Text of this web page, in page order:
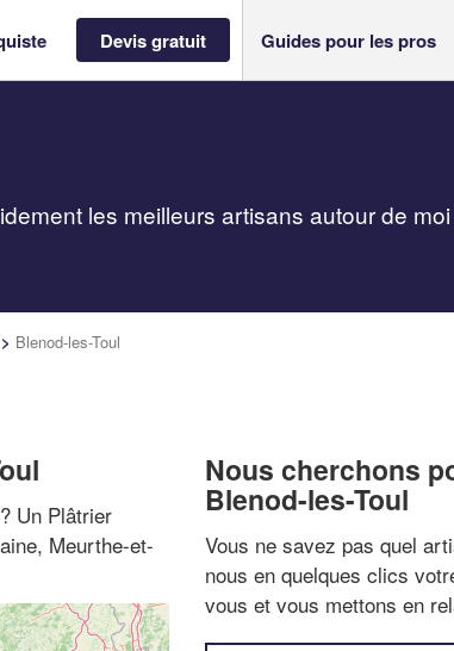
Devis gratuit Guides pour les pros
les meilleurs artisans autour de moi
> Blenod-les-Toul
Un Plâtrier
Meurthe-et-
Nous cherchons
Blenod-les-Toul
Vous ne savez pas quel
nous en quelques clics
vous et vous mettons en